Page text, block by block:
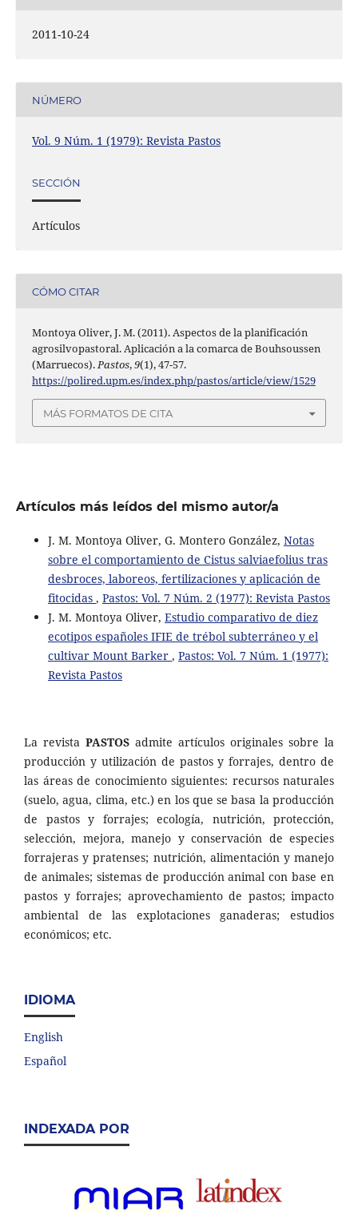
2011-10-24
NÚMERO
Vol. 9 Núm. 1 (1979): Revista Pastos
SECCIÓN
Artículos
CÓMO CITAR
Montoya Oliver, J. M. (2011). Aspectos de la planificación
agrosilvopastoral. Aplicación a la comarca de Bouhsoussen
(Marruecos).Pastos,9(1), 47-57.
https://polired.upm.es/index.php/pastos/article/view/1529
MÁS FORMATOS DE CITA
Artículos más leídos del mismo autor/a
J. M. Montoya Oliver, G. Montero González, Notas
sobre el comportamiento de Cistus salviaefolius tras
desbroces, laboreos, fertilizaciones y aplicación de
fitocidas , Pastos: Vol. 7 Núm. 2 (1977): Revista Pastos
J. M. Montoya Oliver, Estudio comparativo de diez
ecotipos españoles IFIE de trébol subterráneo y el
cultivar Mount Barker , Pastos: Vol. 7 Núm. 1 (1977):
Revista Pastos
La revista PASTOS admite artículos originales sobre la
producción y utilización de pastos y forrajes, dentro de
las áreas de conocimiento siguientes: recursos naturales
(suelo, agua, clima, etc.) en los que se basa la producción
de pastos y forrajes; ecología, nutrición, protección,
selección, mejora, manejo y conservación de especies
forrajeras y pratenses; nutrición, alimentación y manejo
de animales; sistemas de producción animal con base en
pastos y forrajes; aprovechamiento de pastos; impacto
ambiental de las explotaciones ganaderas; estudios
económicos; etc.
IDIOMA
English
Español
INDEXADA POR